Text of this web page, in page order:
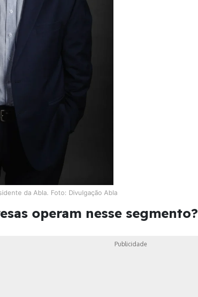
da Abla. Foto: Divulgação Abla
operam nesse segmento?
Publicidade